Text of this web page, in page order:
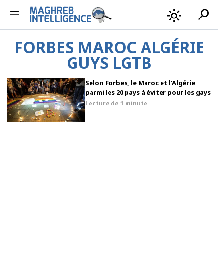
light_mode search
FORBES MAROC ALGÉRIE
GUYS LGTB
Selon Forbes, le Maroc et l’Algérie
parmi les 20 pays à éviter pour les gays
Lecture de 1 minute